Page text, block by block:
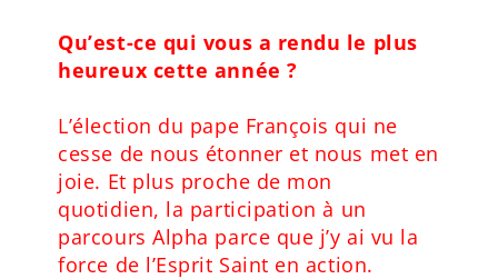
Qu’est-ce qui vous a rendu le plus
heureux cette année ?
L’élection du pape François qui ne
cesse de nous étonner et nous met en
joie. Et plus proche de mon
quotidien, la participation à un
parcours Alpha parce que j’y ai vu la
force de l’Esprit Saint en action.